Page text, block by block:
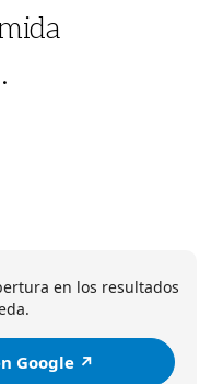
en los resultados
Google ↗️